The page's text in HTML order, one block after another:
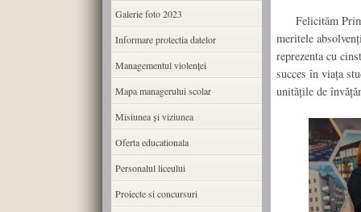
Felicităm
meritele
reprezenta cu
succes în viața
unitățile de
Galerie foto 2023
Informare protectia datelor
Managementul violenței
Mapa managerului scolar
Misiunea şi viziunea
Oferta educationala
Personalul liceului
Proiecte si concursuri